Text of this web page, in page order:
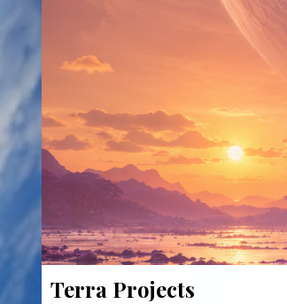
Terra Projects